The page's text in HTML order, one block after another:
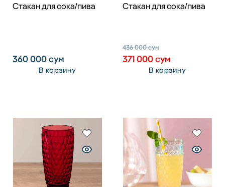
Стакан для сока/пива
360 000сум
В корзину
Стакан для сока/пива
436 000сум
371 000сум
В корзину